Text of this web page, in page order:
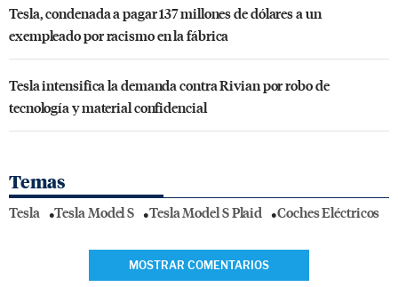
Tesla, condenada a pagar 137 millones de dólares a un
exempleado por racismo en la fábrica
Tesla intensifica la demanda contra Rivian por robo de
tecnología y material confidencial
Temas
Tesla Tesla Model S Tesla Model S Plaid Coches Eléctricos
MOSTRAR COMENTARIOS